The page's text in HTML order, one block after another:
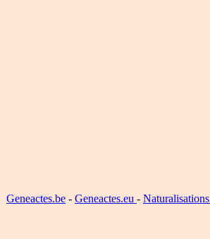
Geneactes.be - Geneactes.eu - Naturalisations